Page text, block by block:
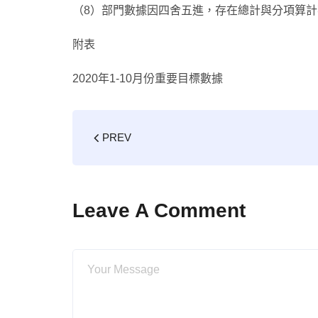
（8）部門數據因四舍五進，存在總計與分項算
附表
2020年1-10月份重要目標數據
PREV
Leave A Comment